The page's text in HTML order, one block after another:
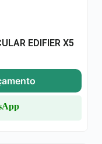
EDIFIER X5